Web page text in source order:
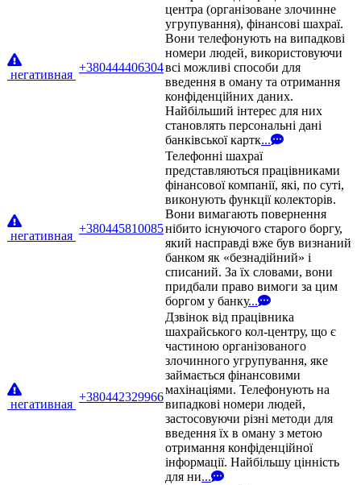
негативная
+380444406304
центра (організоване злочинне
угрупування), фінансові шахраї.
Вони телефонують на випадкові
номери людей, використовуючи
всі можливі способи для
введення в оману та отримання
конфіденційних даних.
Найбільший інтерес для них
становлять персональні дані
банківської картк...
негативная
+380445810085
Телефонні шахраї
представляються працівниками
фінансової компанії, які, по суті,
виконують функції колекторів.
Вони вимагають повернення
нібито існуючого старого боргу,
який насправді вже був визнаний
банком як «безнадійний» і
списаний. За їх словами, вони
придбали право вимоги за цим
боргом у банку...
негативная
+380442329966
Дзвінок від працівника
шахрайського кол-центру, що є
частиною організованого
злочинного угрупування, яке
займається фінансовими
махінаціями. Телефонують на
випадкові номери людей,
застосовуючи різні методи для
введення їх в оману з метою
отримання конфіденційної
інформації. Найбільшу цінність
для ни...